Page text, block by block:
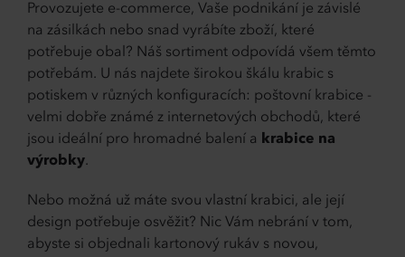
Provozujete e-commerce, Vaše podnikání je závislé
na zásilkách nebo snad vyrábíte zboží, které
potřebuje obal? Náš sortiment odpovídá všem těmto
potřebám. U nás najdete širokou škálu krabic s
potiskem v různých konfiguracích: poštovní krabice -
velmi dobře známé z internetových obchodů, které
jsou ideální pro hromadné balení a
krabice na
výrobky.
Nebo možná už máte svou vlastní krabici, ale její
design potřebuje osvěžit? Nic Vám nebrání v tom,
abyste si objednali kartonový rukáv s novou,